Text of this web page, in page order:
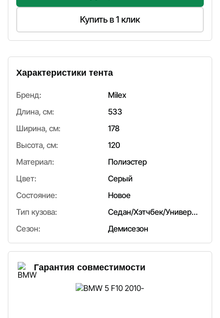
Купить в 1 клик
Характеристики тента
Бренд:
Milex
Длина, см:
533
Ширина, см:
178
Высота, см:
120
Материал:
Полиэстер
Цвет:
Серый
Состояние:
Новое
Тип кузова:
Седан/Хэтчбек/Универсал
Сезон:
Демисезон
Гарантия совместимости